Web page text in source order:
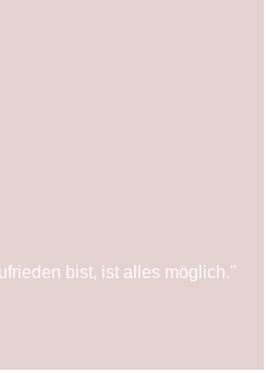
bist, ist alles möglich."